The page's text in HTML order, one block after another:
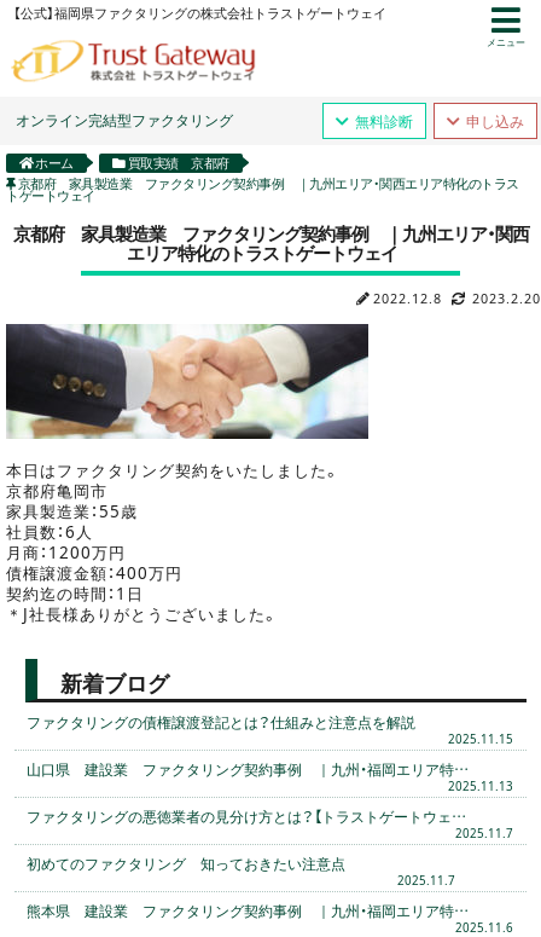
【公式】福岡県ファクタリングの株式会社トラストゲートウェイ
オンライン完結型ファクタリング 無料診断 申し込み
メニュー
ホーム
買取実績 京都府
京都府 家具製造業 ファクタリング契約事例 ｜九州エリア・関西エリア特化のトラス
トゲートウェイ
京都府 家具製造業 ファクタリング契約事例 ｜九州エリア・関西
エリア特化のトラストゲートウェイ
2022.12.8 2023.2.20
本日はファクタリング契約をいたしました。
京都府亀岡市
家具製造業：55歳
社員数：6人
月商：1200万円
債権譲渡金額：400万円
契約迄の時間：1日
＊J社長様ありがとうございました。
新着ブログ
ファクタリングの債権譲渡登記とは？仕組みと注意点を解説
2025.11.15
山口県 建設業 ファクタリング契約事例 ｜九州・福岡エリア特…
2025.11.13
ファクタリングの悪徳業者の見分け方とは？【トラストゲートウェ…
2025.11.7
初めてのファクタリング 知っておきたい注意点
2025.11.7
熊本県 建設業 ファクタリング契約事例 ｜九州・福岡エリア特…
2025.11.6